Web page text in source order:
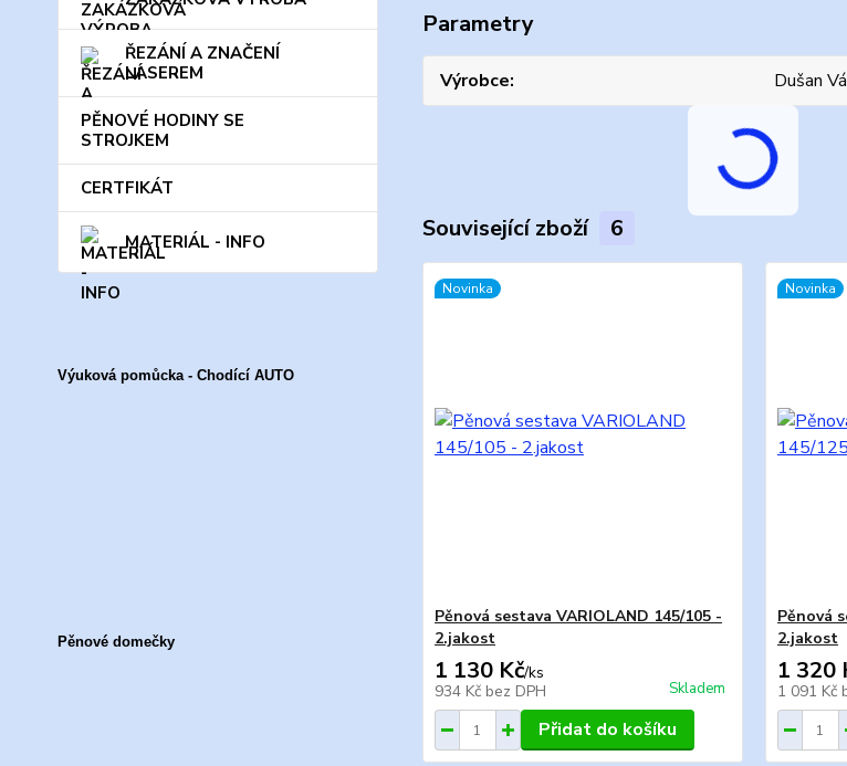
ŘEZÁNÍ A ZNAČENÍ
LASEREM
PĚNOVÉ HODINY SE
STROJKEM
CERTFIKÁT
MATERIÁL - INFO
Výuková pomůcka - Chodící AUTO
Pěnové domečky
Parametry
Výrobce Dušan
Související zboží 6
Novinka
Pěnová sestava VARIOLAND 145/105 -
2.jakost
1 130 Kč/ks
934 Kč bez DPH Skladem
Přidat do košíku
Novinka
Pěnová
2.jakost
1 320
1 091 Kč